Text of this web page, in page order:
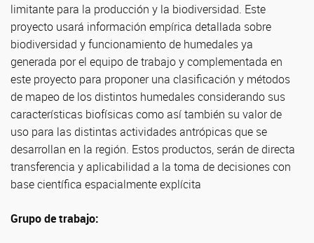
limitante para la producción y la biodiversidad. Este
proyecto usará información empírica detallada sobre
biodiversidad y funcionamiento de humedales ya
generada por el equipo de trabajo y complementada en
este proyecto para proponer una clasificación y métodos
de mapeo de los distintos humedales considerando sus
características biofísicas como así también su valor de
uso para las distintas actividades antrópicas que se
desarrollan en la región. Estos productos, serán de directa
transferencia y aplicabilidad a la toma de decisiones con
base científica espacialmente explícita
Grupo de trabajo: